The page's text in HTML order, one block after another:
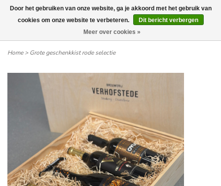
Wij leveren tot aan uw deur. Afhalen is mogelijk.
Home>Grote geschenkkist rode selectie
Door het gebruiken van onze website, ga je akkoord met het gebruik van
cookies om onze website te verbeteren.
Dit bericht verbergen
Meer over cookies »